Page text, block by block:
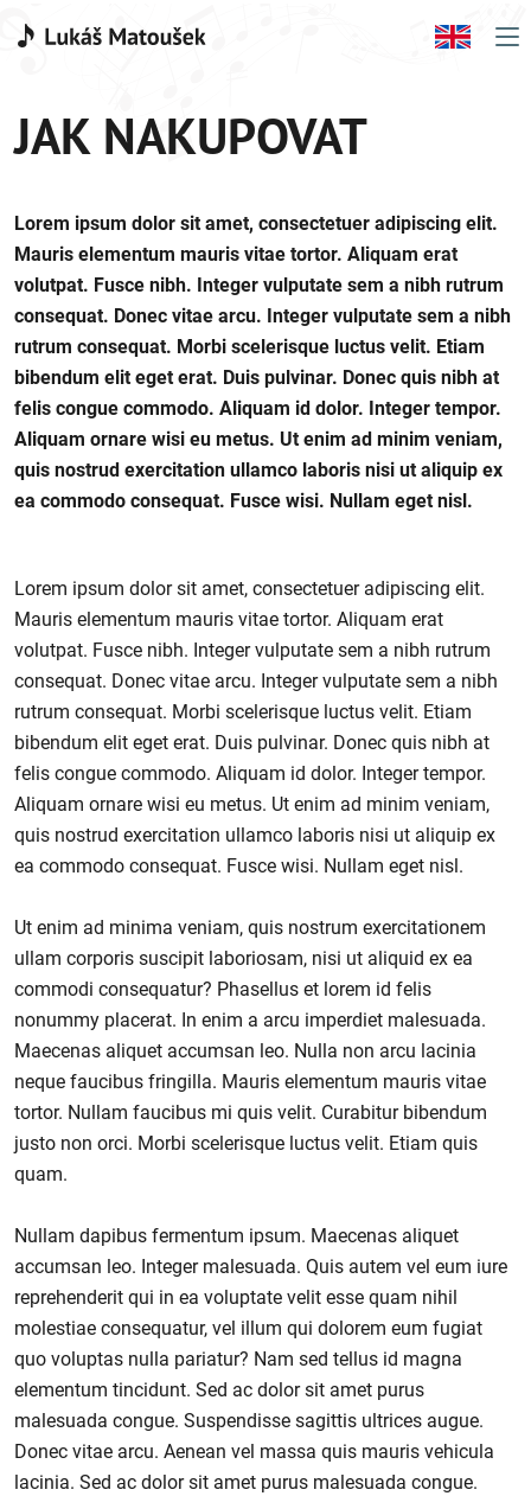
JAK NAKUPOVAT
Lorem ipsum dolor sit amet, consectetuer adipiscing elit.
Mauris elementum mauris vitae tortor. Aliquam erat
volutpat. Fusce nibh. Integer vulputate sem a nibh rutrum
consequat. Donec vitae arcu. Integer vulputate sem a nibh
rutrum consequat. Morbi scelerisque luctus velit. Etiam
bibendum elit eget erat. Duis pulvinar. Donec quis nibh at
felis congue commodo. Aliquam id dolor. Integer tempor.
Aliquam ornare wisi eu metus. Ut enim ad minim veniam,
quis nostrud exercitation ullamco laboris nisi ut aliquip ex
ea commodo consequat. Fusce wisi. Nullam eget nisl.
Lorem ipsum dolor sit amet, consectetuer adipiscing elit.
Mauris elementum mauris vitae tortor. Aliquam erat
volutpat. Fusce nibh. Integer vulputate sem a nibh rutrum
consequat. Donec vitae arcu. Integer vulputate sem a nibh
rutrum consequat. Morbi scelerisque luctus velit. Etiam
bibendum elit eget erat. Duis pulvinar. Donec quis nibh at
felis congue commodo. Aliquam id dolor. Integer tempor.
Aliquam ornare wisi eu metus. Ut enim ad minim veniam,
quis nostrud exercitation ullamco laboris nisi ut aliquip ex
ea commodo consequat. Fusce wisi. Nullam eget nisl.
Ut enim ad minima veniam, quis nostrum exercitationem
ullam corporis suscipit laboriosam, nisi ut aliquid ex ea
commodi consequatur? Phasellus et lorem id felis
nonummy placerat. In enim a arcu imperdiet malesuada.
Maecenas aliquet accumsan leo. Nulla non arcu lacinia
neque faucibus fringilla. Mauris elementum mauris vitae
tortor. Nullam faucibus mi quis velit. Curabitur bibendum
justo non orci. Morbi scelerisque luctus velit. Etiam quis
quam.
Nullam dapibus fermentum ipsum. Maecenas aliquet
accumsan leo. Integer malesuada. Quis autem vel eum iure
reprehenderit qui in ea voluptate velit esse quam nihil
molestiae consequatur, vel illum qui dolorem eum fugiat
quo voluptas nulla pariatur? Nam sed tellus id magna
elementum tincidunt. Sed ac dolor sit amet purus
malesuada congue. Suspendisse sagittis ultrices augue.
Donec vitae arcu. Aenean vel massa quis mauris vehicula
lacinia. Sed ac dolor sit amet purus malesuada congue.